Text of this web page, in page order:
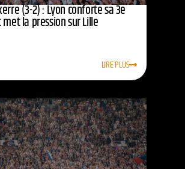
(3-2) : Lyon conforte sa 3e
la pression sur Lille
LIRE PLUS